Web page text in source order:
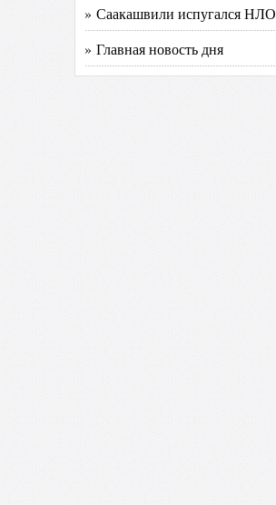
» Саакашвили испугался НЛО
» Главная новость дня